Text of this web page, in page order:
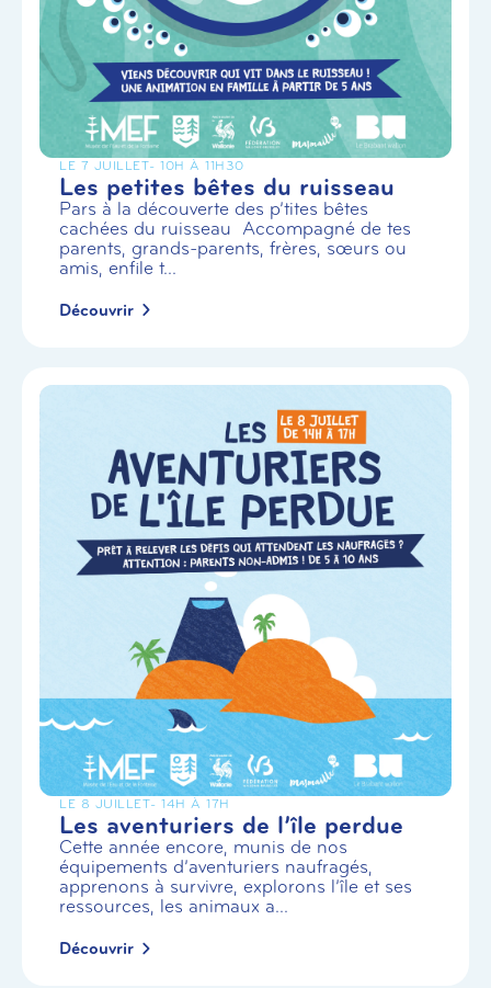
LE 7 JUILLET- 10H À 11H30
Les petites bêtes du ruisseau
Pars à la découverte des p’tites bêtes
cachées du ruisseau Accompagné de tes
parents, grands-parents, frères, sœurs ou
amis, enfile t...
Découvrir
LE 8 JUILLET- 14H À 17H
Les aventuriers de l’île perdue
Cette année encore, munis de nos
équipements d’aventuriers naufragés,
apprenons à survivre, explorons l’île et ses
ressources, les animaux a...
Découvrir